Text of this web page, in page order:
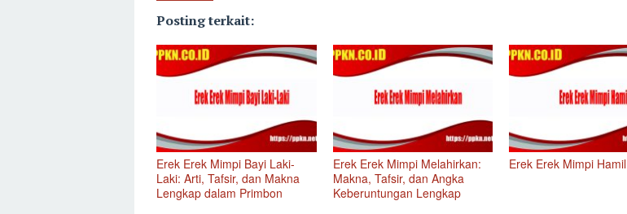
Posting terkait:
Erek Erek Mimpi Bayi Laki-
Laki: Arti, Tafsir, dan Makna
Lengkap dalam Primbon
Erek Erek Mimpi Melahirkan:
Makna, Tafsir, dan Angka
Keberuntungan Lengkap
Erek Erek Mimpi Hamil